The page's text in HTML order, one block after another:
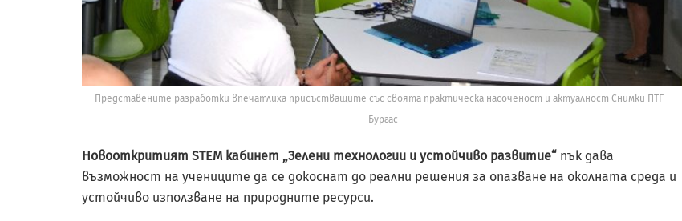
Представените разработки впечатлиха присъстващите със своята практическа насоченост и актуалност Снимки ПТГ –
Бургас
Новооткритият STEM кабинет „Зелени технологии и устойчиво развитие“ пък дава
възможност на учениците да се докоснат до реални решения за опазване на околната среда и
устойчиво използване на природните ресурси.